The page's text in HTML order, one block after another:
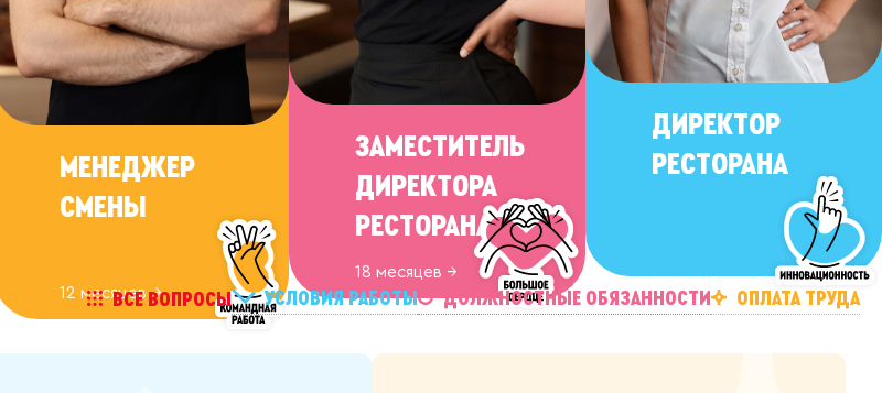
МЕНЕДЖЕР
СМЕНЫ
12 месяцев →
ЗАМЕСТИТЕЛЬ
ДИРЕКТОРА
РЕСТОРАНА
18 месяцев →
ДИРЕКТОР
РЕСТОРАНА
ВСЕ ВОПРОСЫ УСЛОВИЯ РАБОТЫ ДОЛЖНОСТНЫЕ ОБЯЗАННОСТИ ОПЛАТА ТРУДА